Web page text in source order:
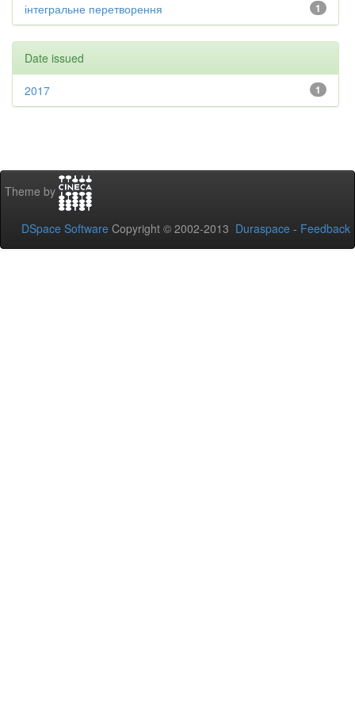
1
інтегральне перетворення
Date issued
1
2017
Theme by
DSpace Software Copyright © 2002-2013 Duraspace - Feedback